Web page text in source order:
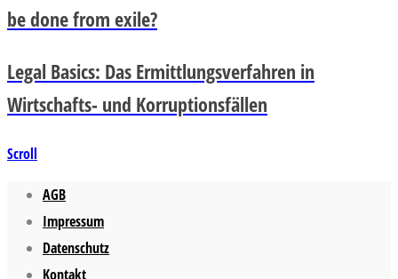
be done from exile?
Legal Basics: Das Ermittlungsverfahren in
Wirtschafts- und Korruptionsfällen
Scroll
AGB
Impressum
Datenschutz
Kontakt